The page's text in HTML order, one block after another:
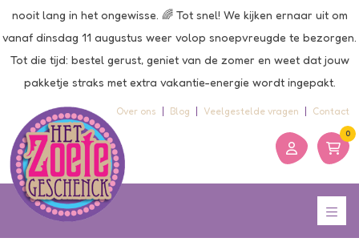
nooit lang in het ongewisse. 🌈 Tot snel! We kijken ernaar uit om
vanaf dinsdag 11 augustus weer volop snoepvreugde te bezorgen.
Tot die tijd: bestel gerust, geniet van de zomer en weet dat jouw
pakketje straks met extra vakantie-energie wordt ingepakt.
Over ons Blog Veelgestelde vragen Contact
0